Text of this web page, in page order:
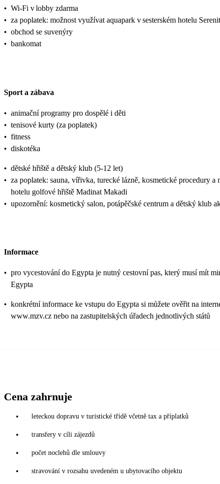
• Wi-Fi v lobby zdarma
• za poplatek: možnost využívat aquapark v sesterském hotelu
• obchod se suvenýry
• bankomat
Sport a zábava
• animační programy pro dospělé i děti
• tenisové kurty (za poplatek)
• fitness
• diskotéka
• dětské hřiště a dětský klub (5-12 let)
• za poplatek: sauna, vířivka, turecké lázně, kosmetické procedury a
hotelu golfové hřiště Madinat Makadi
• upozornění: kosmetický salon, potápěčské centrum a dětský klub
Informace
• pro vycestování do Egypta je nutný cestovní pas, který musí mít
Egypta
• konkrétní informace ke vstupu do Egypta si můžete ověřit na
www.mzv.cz nebo na zastupitelských úřadech jednotlivých států
Cena zahrnuje
leteckou dopravu v turistické třídě včetně tax a příplatků
transfery v cíli zájezdů
počet noclehů dle smlouvy
stravování v rozsahu uvedeném u ubytovacího objektu